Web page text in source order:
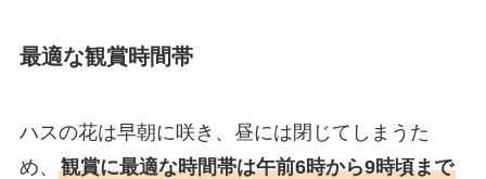
最適な観賞時間帯
ハスの花は早朝に咲き、昼には閉じてしまうた
め、 観賞に最適な時間帯は午前6時から9時頃まで